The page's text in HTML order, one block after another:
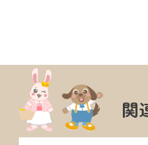
関